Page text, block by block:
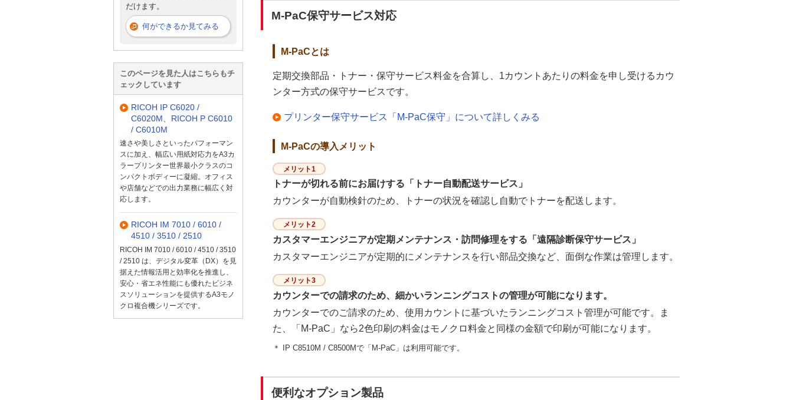
M-PaC保守サービス対応
M-PaCとは
定期交換部品・トナー・保守サービス料金を合算し、1カウントあたりの料金を申し受けるカウ
ンター方式の保守サービスです。
プリンター保守サービス「M-PaC保守」について詳しくみる
M-PaCの導入メリット
メリット1
トナーが切れる前にお届けする「トナー自動配送サービス」
カウンターが自動検針のため、トナーの状況を確認し自動でトナーを配送します。
メリット2
カスタマーエンジニアが定期メンテナンス・訪問修理をする「遠隔診断保守サービス」
カスタマーエンジニアが定期的にメンテナンスを行い部品交換など、面倒な作業は管理します。
メリット3
カウンターでの請求のため、細かいランニングコストの管理が可能になります。
カウンターでのご請求のため、使用カウントに基づいたランニングコスト管理が可能です。ま
た、「M-PaC」なら2色印刷の料金はモノクロ料金と同様の金額で印刷が可能になります。
＊ IP C8510M / C8500Mで「M-PaC」は利用可能です。
便利なオプション製品
だけます。
何ができるか見てみる
このページを見た人はこちらもチ
ェックしています
RICOH IP C6020 /
C6020M、RICOH P C6010
/ C6010M
速さや美しさといったパフォーマン
スに加え、幅広い用紙対応力をA3カ
ラープリンター世界最小クラスのコ
ンパクトボディーに凝縮。オフィス
や店舗などでの出力業務に幅広く対
応します。
RICOH IM 7010 / 6010 /
4510 / 3510 / 2510
RICOH IM 7010 / 6010 / 4510 / 3510
/ 2510 は、デジタル変革（DX）を見
据えた情報活用と効率化を推進し、
安心・省エネ性能にも優れたビジネ
スソリューションを提供するA3モノ
クロ複合機シリーズです。